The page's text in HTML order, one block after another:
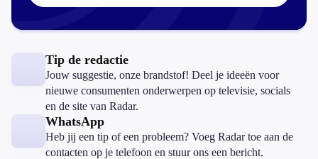
Tip de redactie
Jouw suggestie, onze brandstof! Deel je ideeën voor
nieuwe consumenten onderwerpen op televisie, socials
en de site van Radar.
WhatsApp
Heb jij een tip of een probleem? Voeg Radar toe aan de
contacten op je telefoon en stuur ons een bericht.